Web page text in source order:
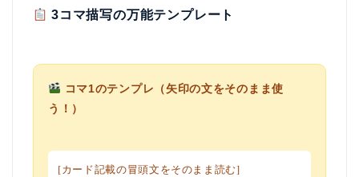
3コマ描写の万能テンプレート
コマ1のテンプレ（矢印の文をそのまま使
う！）
[カード記載の冒頭文をそのまま読む]